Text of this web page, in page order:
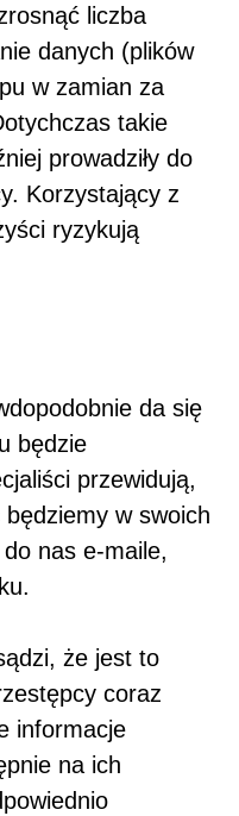
liczba
danych (plików
w zamian za
takie
prowadziły do
Korzystający z
ryzykują
da się
będzie
przewidują,
w swoich
nas e-maile,
że jest to
coraz
informacje
na ich